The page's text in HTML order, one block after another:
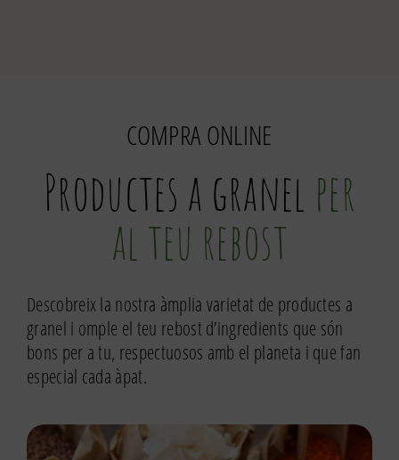
COMPRA ONLINE
Productes a granel per
al teu rebost
Descobreix la nostra àmplia varietat de productes a
granel i omple el teu rebost d’ingredients que són
bons per a tu, respectuosos amb el planeta i que fan
especial cada àpat.